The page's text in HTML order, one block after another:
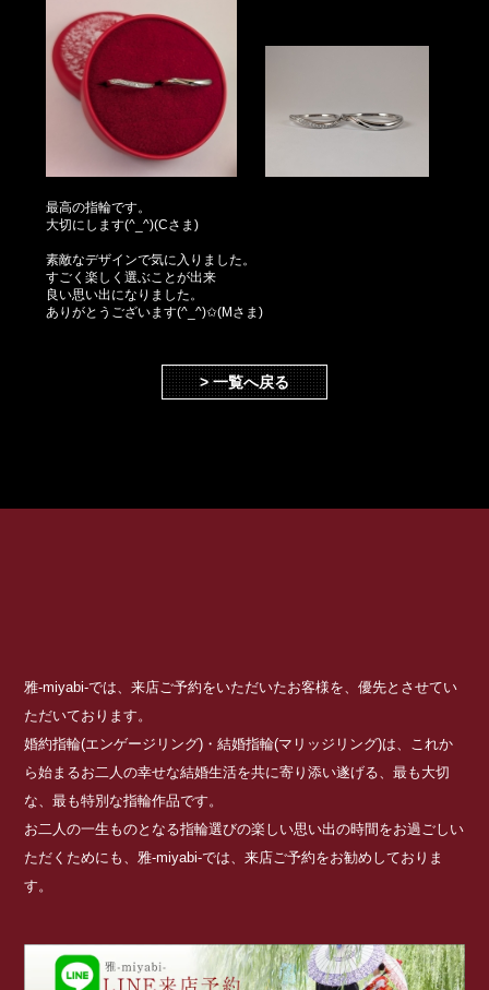
最高の指輪です。
大切にします(^_^)(Cさま)
素敵なデザインで気に入りました。
すごく楽しく選ぶことが出来
良い思い出になりました。
ありがとうございます(^_^)✩(Mさま)
> 一覧へ戻る
雅-miyabi-では、来店ご予約をいただいたお客様を、優先とさせてい
ただいております。
婚約指輪(エンゲージリング)・結婚指輪(マリッジリング)は、これか
ら始まるお二人の幸せな結婚生活を共に寄り添い遂げる、最も大切
な、最も特別な指輪作品です。
お二人の一生ものとなる指輪選びの楽しい思い出の時間をお過ごしい
ただくためにも、雅-miyabi-では、来店ご予約をお勧めしておりま
す。